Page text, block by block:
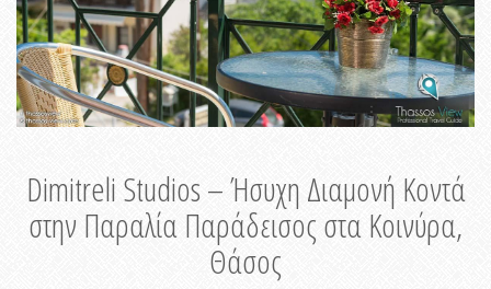
Dimitreli Studios – Ήσυχη Διαμονή Κοντά
στην Παραλία Παράδεισος στα Κοινύρα,
Θάσος